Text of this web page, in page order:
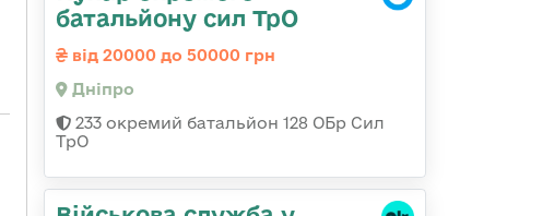
батальйону сил ТрО
від 20000 до 50000 грн
Дніпро
233 окремий батальйон 128 ОБр Сил
ТрО